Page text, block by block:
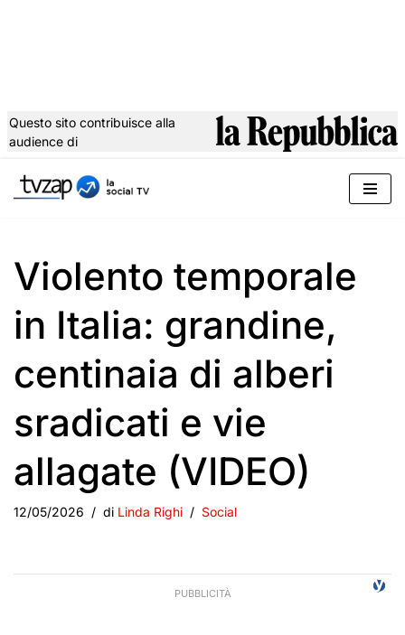
al
Questo sito contribuisce alla
audience di
Violento temporale
in Italia: grandine,
centinaia di alberi
sradicati e vie
allagate (VIDEO)
12/05/2026 di Linda Righi Social